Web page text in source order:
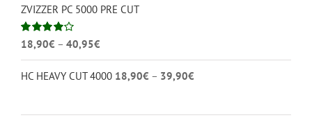
ZVIZZER PC 5000 PRE CUT
Hinnanguga
18,90€ – 40,95€
18,90€
kuni
HC HEAVY CUT 4000 18,90€ – 39,90€